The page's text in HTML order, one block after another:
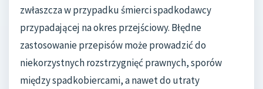
zwłaszcza w przypadku śmierci spadkodawcy
przypadającej na okres przejściowy. Błędne
zastosowanie przepisów może prowadzić do
niekorzystnych rozstrzygnięć prawnych, sporów
między spadkobiercami, a nawet do utraty